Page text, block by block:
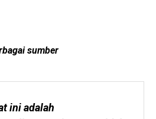
sumber
ini adalah